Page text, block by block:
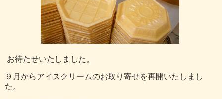
お待たせいたしました。
９月からアイスクリームのお取り寄せを再開いたしまし
た。